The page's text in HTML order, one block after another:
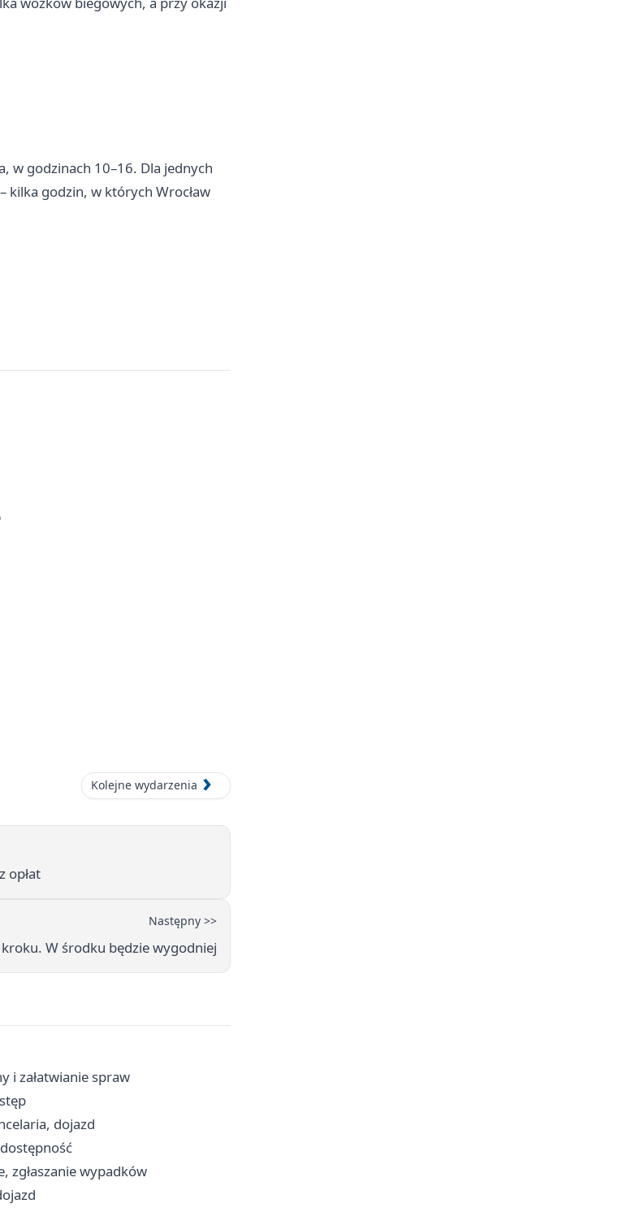
w godzinach 10–16. Dla jednych
kilka godzin, w których Wrocław
Kolejne wydarzenia
opłat
Następny >>
W środku będzie wygodniej
i załatwianie spraw
dojazd
zgłaszanie wypadków